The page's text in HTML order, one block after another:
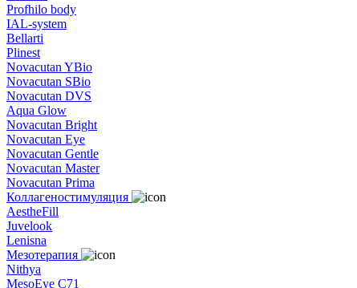
Profhilo body
IAL-system
Bellarti
Plinest
Novacutan YBio
Novacutan SBio
Novacutan DVS
Aqua Glow
Novacutan Bright
Novacutan Eye
Novacutan Gentle
Novacutan Master
Novacutan Prima
Коллагеностимуляция
AestheFill
Juvelook
Lenisna
Мезотерапия
Nithya
MesoEye C71